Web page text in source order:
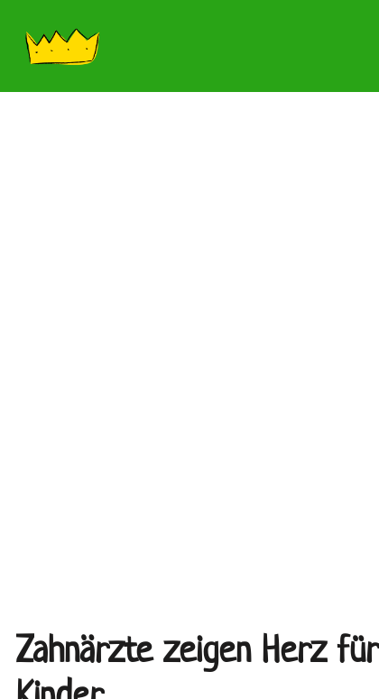
Zahnärzte zeigen Herz für